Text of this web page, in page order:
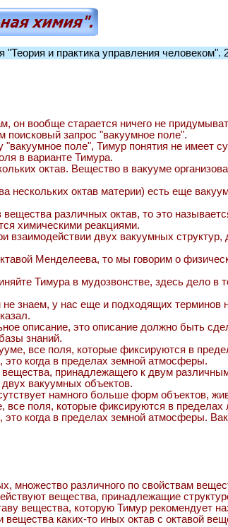
"Теория и практика управления человеком".
он вообще старается ничего не
поисковый запрос "вакуумное поле".
поле", Тимур понятия не имеет
в варианте Тимура.
октав. Вещество в вакууме
нескольких октав материи) есть еще
различных октав, то это
химическими реакциями.
взаимодействии двух вакуумных
Менделеева, то мы говорим о
Тимура в мудозвонстве, здесь
знаем, у нас еще и подходящих терминов
описание, это описание должно быть
знаний.
все поля, которые фиксируются в
когда в пределах земной атмосферы.
принадлежащего к двум
вакуумных объектов.
намного больше форм объектов,
все поля, которые фиксируются в
когда в пределах земной атмосферы.
множество различного по свойствам
вещества, принадлежащие
вещества, которую Тимур рекомендует
вещества каких-то иных октав с октавой